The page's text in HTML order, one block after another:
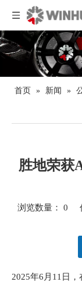
首页 » 新闻 »
胜地荣获
浏览数量： 0
2025年6月11日